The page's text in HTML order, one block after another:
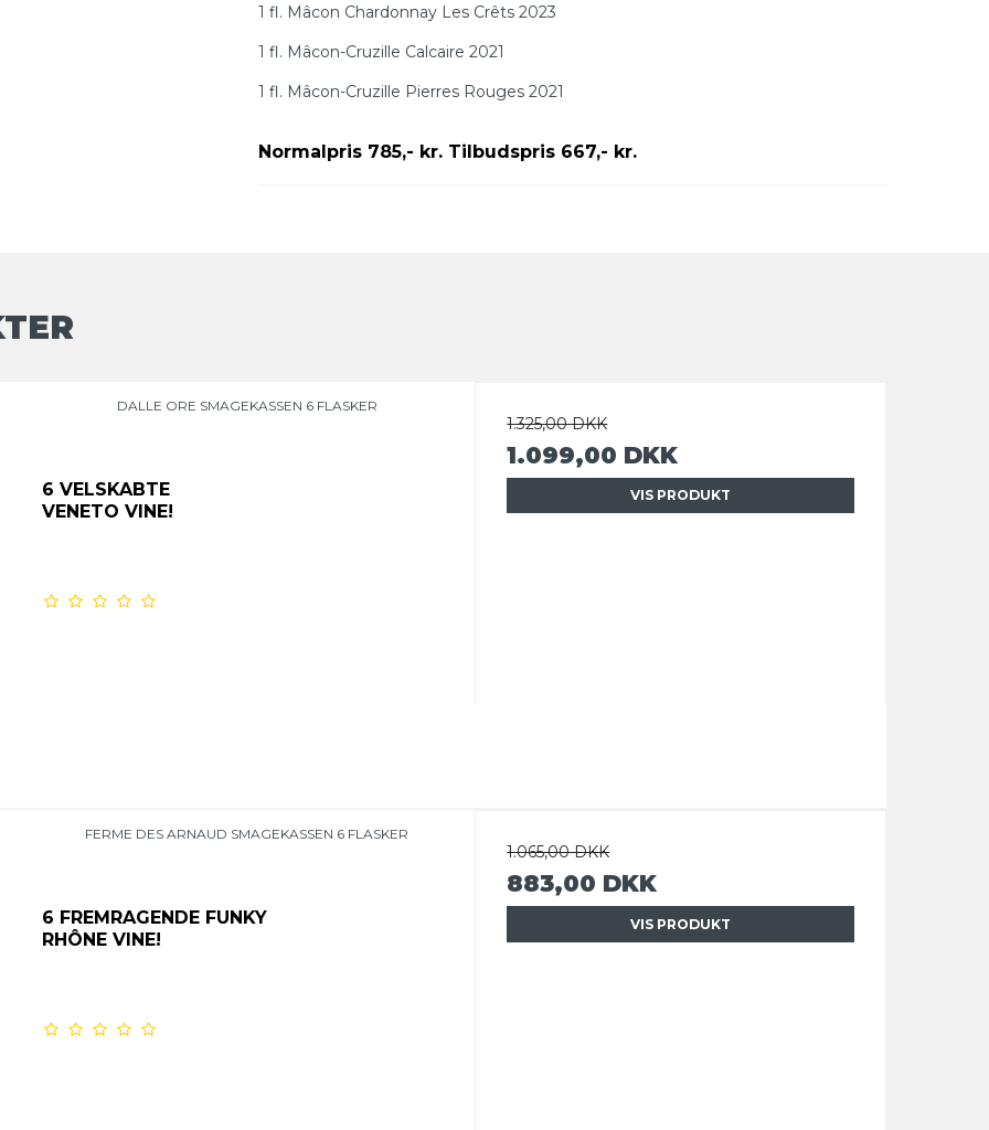
1 fl. Mâcon Chardonnay Les Crêts 2023
1 fl. Mâcon-Cruzille Calcaire 2021
1 fl. Mâcon-Cruzille Pierres Rouges 2021
Normalpris 785,- kr. Tilbudspris 667,- kr.
DALLE ORE SMAGEKASSEN 6 FLASKER
6 VELSKABTE
VENETO VINE!
1.325,00 DKK
1.099,00 DKK
VIS PRODUKT
FERME DES ARNAUD SMAGEKASSEN 6 FLASKER
6 FREMRAGENDE FUNKY
RHÔNE VINE!
1.065,00 DKK
883,00 DKK
VIS PRODUKT